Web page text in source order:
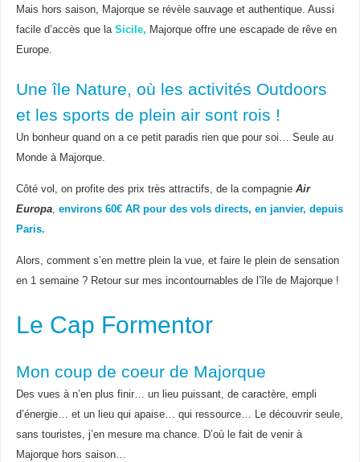
Mais hors saison, Majorque se révèle sauvage et authentique. Aussi
facile d’accès que laSicile, Majorque offre une escapade de rêve en
Europe.
Une île Nature, où les activités Outdoors
et les sports de plein air sont rois !
Un bonheur quand on a ce petit paradis rien que pour soi… Seule au
Monde à Majorque.
Côté vol, on profite des prix très attractifs, de la compagnieAir
Europa, environs 60€ AR pour des vols directs, en janvier, depuis
Paris.
Alors, comment s’en mettre plein la vue, et faire le plein de sensation
en 1 semaine ? Retour sur mes incontournables de l’île de Majorque !
Le Cap Formentor
Mon coup de coeur de Majorque
Des vues à n’en plus finir… un lieu puissant, de caractère, empli
d’énergie… et un lieu qui apaise… qui ressource… Le découvrir seule,
sans touristes, j’en mesure ma chance. D’où le fait de venir à
Majorque hors saison…